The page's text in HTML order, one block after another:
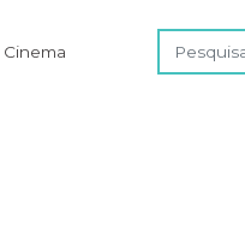
Cinema